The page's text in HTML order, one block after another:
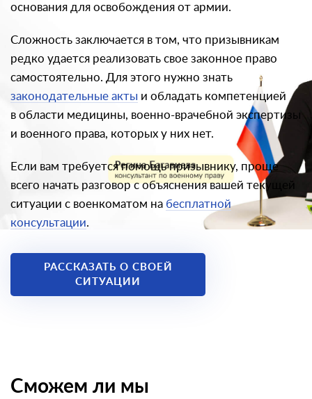
основания для освобождения от армии.
Сложность заключается в том, что призывникам
редко удается реализовать свое законное право
самостоятельно. Для этого нужно знать
законодательные акты и обладать компетенцией
в области медицины, военно-врачебной экспертизы
и военного права, которых у них нет.
Если вам требуется помощь призывнику, проще
всего начать разговор с объяснения вашей текущей
ситуации с военкоматом на бесплатной
консультации.
РАССКАЗАТЬ О СВОЕЙ
СИТУАЦИИ
Сможем ли мы